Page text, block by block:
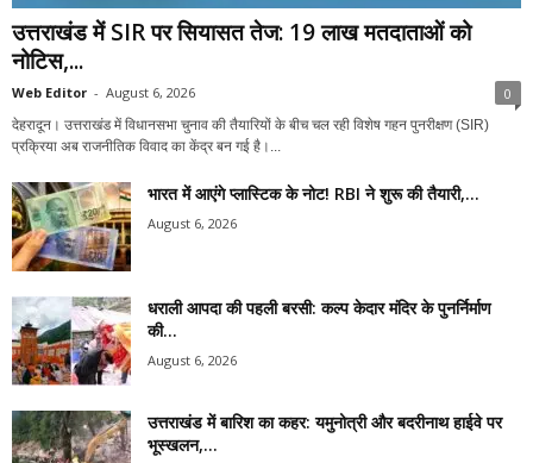
उत्तराखंड में SIR पर सियासत तेज: 19 लाख मतदाताओं को
नोटिस,...
Web Editor - August 6, 2026 0
देहरादून। उत्तराखंड में विधानसभा चुनाव की तैयारियों के बीच चल रही विशेष गहन पुनरीक्षण (SIR)
प्रक्रिया अब राजनीतिक विवाद का केंद्र बन गई है।...
भारत में आएंगे प्लास्टिक के नोट! RBI ने शुरू की तैयारी,...
August 6, 2026
धराली आपदा की पहली बरसी: कल्प केदार मंदिर के पुनर्निर्माण
की...
August 6, 2026
उत्तराखंड में बारिश का कहर: यमुनोत्री और बदरीनाथ हाईवे पर
भूस्खलन,...